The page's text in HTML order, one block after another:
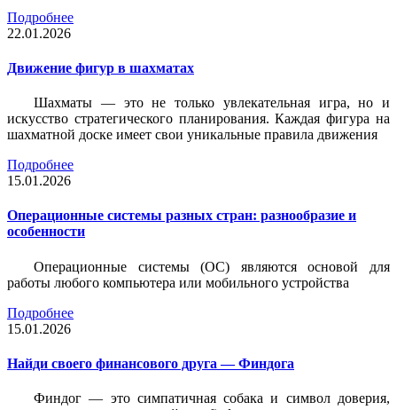
Подробнее
22.01.2026
Движение фигур в шахматах
Шахматы — это не только увлекательная игра, но и
искусство стратегического планирования. Каждая фигура на
шахматной доске имеет свои уникальные правила движения
Подробнее
15.01.2026
Операционные системы разных стран: разнообразие и
особенности
Операционные системы (ОС) являются основой для
работы любого компьютера или мобильного устройства
Подробнее
15.01.2026
Найди своего финансового друга — Финдога
Финдог — это симпатичная собака и символ доверия,